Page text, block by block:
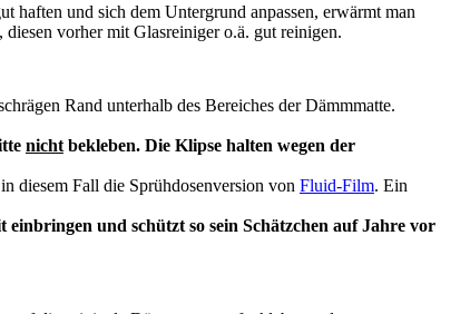
haften und sich dem Untergrund anpassen, erwärmt man
vorher mit Glasreiniger o.ä. gut reinigen.
Rand unterhalb des Bereiches der Dämmmatte.
nichtbekleben. Die Klipse halten wegen der
diesem Fall die Sprühdosenversion von Fluid-Film. Ein
und schützt so sein Schätzchen auf Jahre vor